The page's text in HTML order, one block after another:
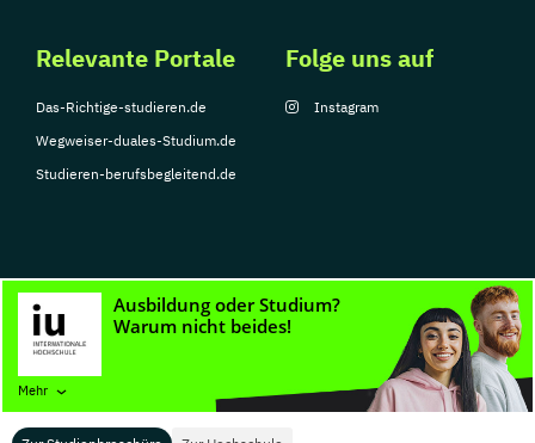
Mehr
Relevante Portale
Das-Richtige-studieren.de
Wegweiser-duales-Studium.de
Studieren-berufsbegleitend.de
Folge uns auf
Instagram
© Copyright 2026, TarGroup Media GmbH
Nutzungsbedingungen